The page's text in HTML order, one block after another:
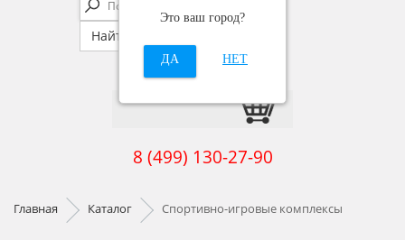
Это ваш город?
ДА НЕТ
8 (499) 130-27-90
Главная Каталог Спортивно-игровые комплексы